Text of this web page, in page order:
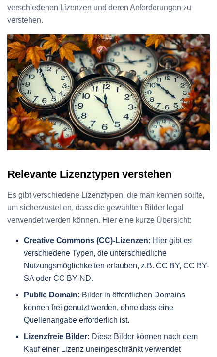
verschiedenen Lizenzen und deren Anforderungen zu
verstehen.
Relevante Lizenztypen verstehen
Es gibt verschiedene Lizenztypen, die man kennen sollte,
um sicherzustellen, dass die gewählten Bilder legal
verwendet werden können. Hier eine kurze Übersicht:
Creative Commons (CC)-Lizenzen: Hier gibt es
verschiedene Typen, die unterschiedliche
Nutzungsmöglichkeiten erlauben, z.B. CC BY, CC BY-
SA oder CC BY-ND.
Public Domain: Bilder in öffentlichen Domains
können frei genutzt werden, ohne dass eine
Quellenangabe erforderlich ist.
Lizenzfreie Bilder: Diese Bilder können nach dem
Kauf einer Lizenz uneingeschränkt verwendet